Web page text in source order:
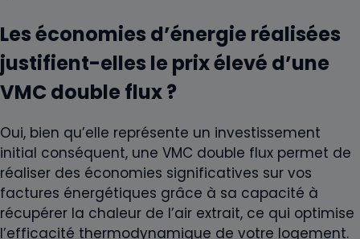
Les économies d’énergie réalisées
justifient-elles le prix élevé d’une
VMC double flux ?
Oui, bien qu’elle représente un investissement
initial conséquent, une VMC double flux permet de
réaliser des économies significatives sur vos
factures énergétiques grâce à sa capacité à
récupérer la chaleur de l’air extrait, ce qui optimise
l’efficacité thermodynamique de votre logement.